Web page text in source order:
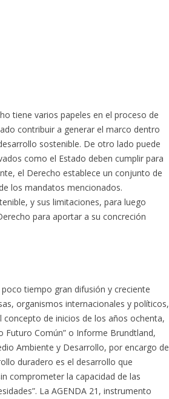
tiene varios papeles en el proceso de
contribuir a generar el marco dentro
sostenible. De otro lado puede
como el Estado deben cumplir para
el Derecho establece un conjunto de
los mandatos mencionados.
y sus limitaciones, para luego
para aportar a su concreción
tiempo gran difusión y creciente
organismos internacionales y políticos,
de inicios de los años ochenta,
Futuro Común” o Informe Brundtland,
Ambiente y Desarrollo, por encargo de
duradero es el desarrollo que
comprometer la capacidad de las
La AGENDA 21, instrumento